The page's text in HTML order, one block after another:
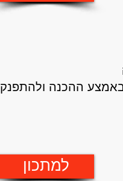
ההכנה ולהתפנק
למתכון